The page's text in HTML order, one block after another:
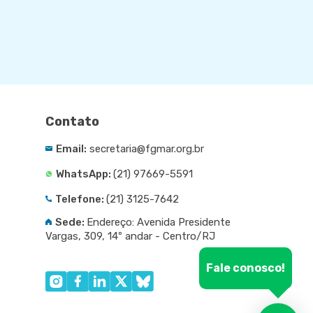
Contato
Email: secretaria@fgmar.org.br
WhatsApp: (21) 97669-5591
Telefone: (21) 3125-7642
Sede: Endereço: Avenida Presidente
Vargas, 309, 14º andar - Centro/RJ
Fale conosco!